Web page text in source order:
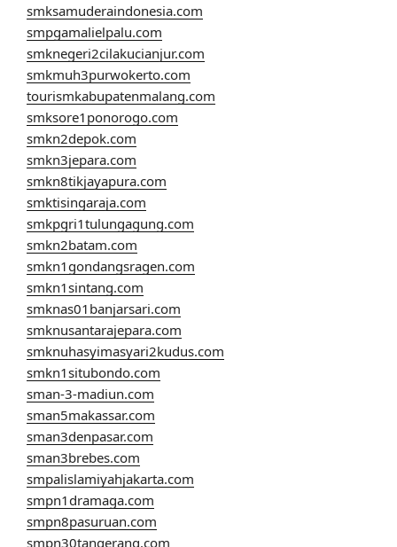
smksamuderaindonesia.com
smpgamalielpalu.com
smknegeri2cilakucianjur.com
smkmuh3purwokerto.com
tourismkabupatenmalang.com
smksore1ponorogo.com
smkn2depok.com
smkn3jepara.com
smkn8tikjayapura.com
smktisingaraja.com
smkpgri1tulungagung.com
smkn2batam.com
smkn1gondangsragen.com
smkn1sintang.com
smknas01banjarsari.com
smknusantarajepara.com
smknuhasyimasyari2kudus.com
smkn1situbondo.com
sman-3-madiun.com
sman5makassar.com
sman3denpasar.com
sman3brebes.com
smpalislamiyahjakarta.com
smpn1dramaga.com
smpn8pasuruan.com
smpn30tangerang.com